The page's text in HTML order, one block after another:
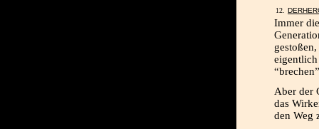
Immer
Aber der
das
den Weg